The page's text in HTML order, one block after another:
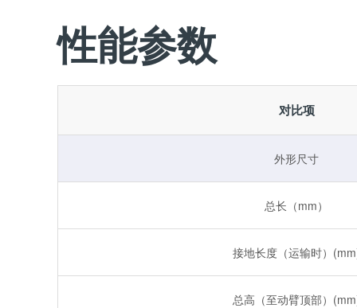
性能参数
对比项
外形尺寸
总长（mm）
接地长度（运输时）
总高（至动臂顶部）